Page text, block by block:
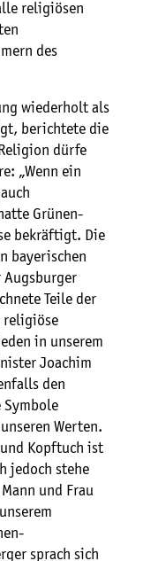
religiösen
des
wiederholt als
berichtete die
dürfe
„Wenn ein
Grünen-
bekräftigt. Die
bayerischen
Teile der
religiöse
in unserem
Joachim
den
Symbole
Werten.
Kopftuch ist
jedoch stehe
und Frau
sprach sich